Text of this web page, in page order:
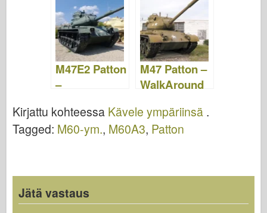
M47E2 Patton
–
M47 Patton –
WalkAround
Kirjattu kohteessa Kävele ympäriinsä .
Tagged: M60-ym., M60A3, Patton
Jätä vastaus